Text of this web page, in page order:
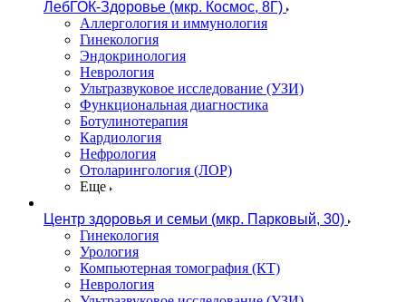
ЛебГОК-Здоровье (мкр. Космос, 8Г)
Аллергология и иммунология
Гинекология
Эндокринология
Неврология
Ультразвуковое исследование (УЗИ)
Функциональная диагностика
Ботулинотерапия
Кардиология
Нефрология
Отоларингология (ЛОР)
Еще
Центр здоровья и семьи (мкр. Парковый, 30)
Гинекология
Урология
Компьютерная томография (КТ)
Неврология